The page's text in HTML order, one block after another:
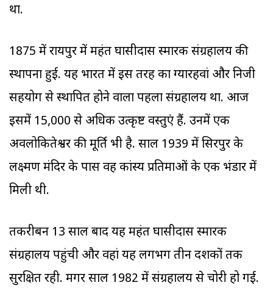
था.
1875 में रायपुर में महंत घासीदास स्मारक संग्रहालय की
स्थापना हुई. यह भारत में इस तरह का ग्यारहवां और निजी
सहयोग से स्थापित होने वाला पहला संग्रहालय था. आज
इसमें 15,000 से अधिक उत्कृष्ट वस्तुएं हैं. उनमें एक
अवलोकितेश्वर की मूर्ति भी है. साल 1939 में सिरपुर के
लक्ष्मण मंदिर के पास वह कांस्य प्रतिमाओं के एक भंडार में
मिली थी.
तकरीबन 13 साल बाद यह महंत घासीदास स्मारक
संग्रहालय पहुंची और वहां यह लगभग तीन दशकों तक
सुरक्षित रही. मगर साल 1982 में संग्रहालय से चोरी हो गई.